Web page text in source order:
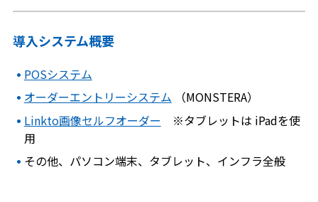
導入システム概要
POSシステム
オーダーエントリーシステム （MONSTERA）
Linkto画像セルフオーダー ※タブレットは iPadを使
用
その他、パソコン端末、タブレット、インフラ全般